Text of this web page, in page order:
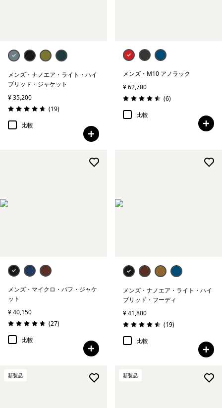
メンズ・ナノエア・ライト・ハイ
ブリッド・ジャケット
¥ 35,200
評価: 4.6 / 5
(19レビュー
)
比較
メンズ・M10 アノラック
¥ 62,700
評価: 4.5 / 5
(6レビュー
)
比較
メンズ・マイクロ・パフ・ジャケ
ット
¥ 40,150
評価: 4.7 / 5
(27レビュー
)
比較
メンズ・ナノエア・ライト・ハイ
ブリッド・フーディ
¥ 41,800
評価: 4.5 / 5
(19レビュー
)
比較
新製品 新製品